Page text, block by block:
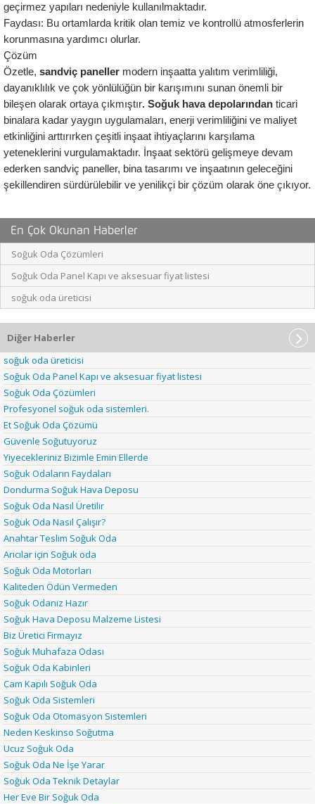
geçirmez yapıları nedeniyle kullanılmaktadır.
Faydası: Bu ortamlarda kritik olan temiz ve kontrollü atmosferlerin
korunmasına yardımcı olurlar.
Çözüm
Özetle, sandviç paneller modern inşaatta yalıtım verimliliği,
dayanıklılık ve çok yönlülüğün bir karışımını sunan önemli bir
bileşen olarak ortaya çıkmıştır. Soğuk hava depolarından ticari
binalara kadar yaygın uygulamaları, enerji verimliliğini ve maliyet
etkinliğini arttırırken çeşitli inşaat ihtiyaçlarını karşılama
yeteneklerini vurgulamaktadır. İnşaat sektörü gelişmeye devam
ederken sandviç paneller, bina tasarımı ve inşaatının geleceğini
şekillendiren sürdürülebilir ve yenilikçi bir çözüm olarak öne çıkıyor.
En Çok Okunan Haberler
Soğuk Oda Çözümleri
Soğuk Oda Panel Kapı ve aksesuar fiyat listesi
soğuk oda üreticisi
Diğer Haberler
soğuk oda üreticisi
Soğuk Oda Panel Kapı ve aksesuar fiyat listesi
Soğuk Oda Çözümleri
Profesyonel soğuk oda sistemleri.
Et Soğuk Oda Çözümü
Güvenle Soğutuyoruz
Yiyecekleriniz Bizimle Emin Ellerde
Soğuk Odaların Faydaları
Dondurma Soğuk Hava Deposu
Soğuk Oda Nasıl Üretilir
Soğuk Oda Nasıl Çalışır?
Anahtar Teslim Soğuk Oda
Arıcılar için Soğuk oda
Soğuk Oda Motorları
Kaliteden Ödün Vermeden
Soğuk Odanız Hazır
Soğuk Hava Deposu Malzeme Listesi
Biz Üretici Firmayız
Soğuk Muhafaza Odası
Soğuk Oda Kabinleri
Cam Kapılı Soğuk Oda
Soğuk Oda Sistemleri
Soğuk Oda Otomasyon Sistemleri
Neden Keskinso Soğutma
Ucuz Soğuk Oda
Soğuk Oda Ne İşe Yarar
Soğuk Oda Teknik Detaylar
Her Eve Bir Soğuk Oda